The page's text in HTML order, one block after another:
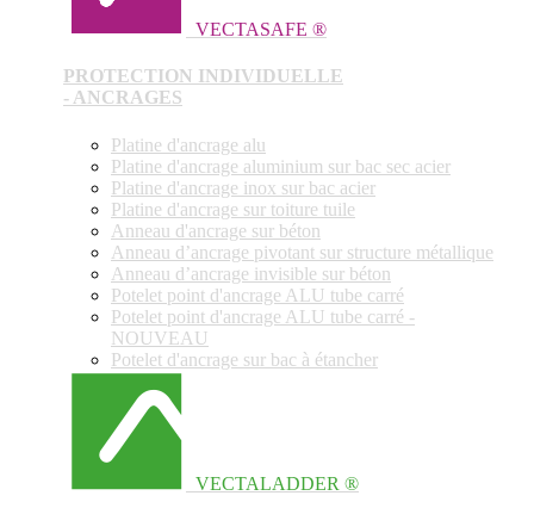
VECTASAFE ®
PROTECTION INDIVIDUELLE
- ANCRAGES
Platine d'ancrage alu
Platine d'ancrage aluminium sur bac sec acier
Platine d'ancrage inox sur bac acier
Platine d'ancrage sur toiture tuile
Anneau d'ancrage sur béton
Anneau d’ancrage pivotant sur structure métallique
Anneau d’ancrage invisible sur béton
Potelet point d'ancrage ALU tube carré
Potelet point d'ancrage ALU tube carré -
NOUVEAU
Potelet d'ancrage sur bac à étancher
VECTALADDER ®